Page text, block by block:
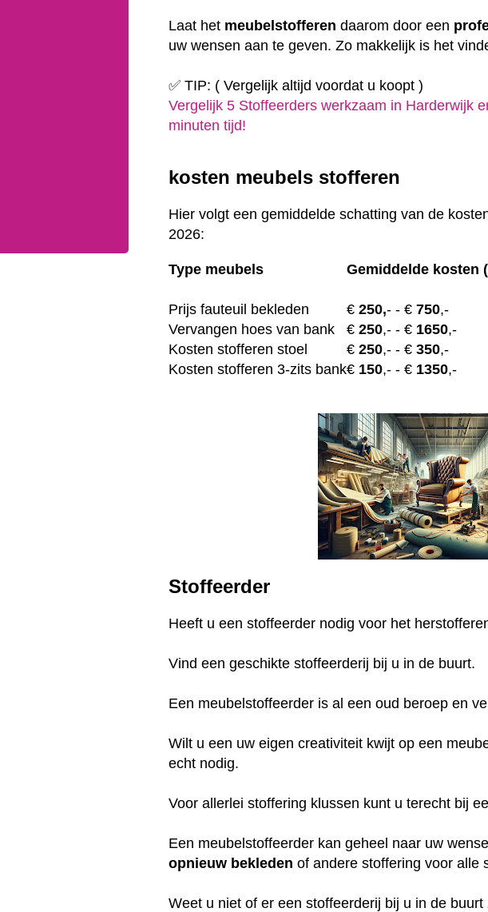
Laat het meubelstofferen daarom door een
uw wensen aan te geven. Zo makkelijk is het
✅ TIP: ( Vergelijk altijd voordat u koopt )
Vergelijk 5 Stoffeerders werkzaam in Harderwijk
minuten tijd!
kosten meubels stofferen
Hier volgt een gemiddelde schatting van de
2026:
Type meubels Gemiddelde kosten
Prijs fauteuil bekleden €250,- - €750,-
Vervangen hoes van bank
€250,- - € 1650,-
Kosten stofferen stoel
€250,- - €350,-
Kosten stofferen 3-zits bank€ 150,- - € 1350,-
Stoffeerder
Heeft u een stoffeerder nodig voor het
Vind een geschikte stoffeerderij bij u in de buurt.
Een meubelstoffeerder is al een oud beroep en
Wilt u een uw eigen creativiteit kwijt op een
echt nodig.
Voor allerlei stoffering klussen kunt u terecht bij
Een meubelstoffeerder kan geheel naar uw
opnieuw bekleden of andere stoffering voor alle
Weet u niet of er een stoffeerderij bij u in de